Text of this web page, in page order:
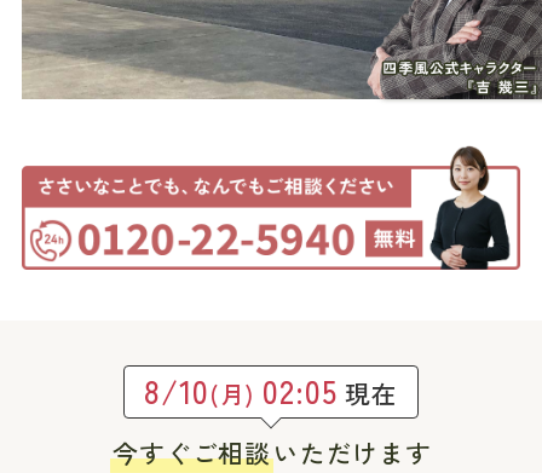
8/10(月) 02:05 現在
今すぐご相談いただけます